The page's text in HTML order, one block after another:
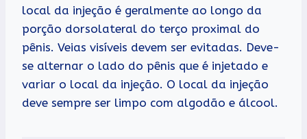
local da injeção é geralmente ao longo da
porção dorsolateral do terço proximal do
pênis. Veias visíveis devem ser evitadas. Deve-
se alternar o lado do pênis que é injetado e
variar o local da injeção. O local da injeção
deve sempre ser limpo com algodão e álcool.